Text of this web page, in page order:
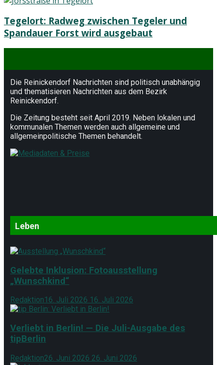
Tegelort: Radweg zwischen Tegeler und
Spandauer Forst wird ausgebaut
Die Reinickendorf Nachrichten sind politisch unabhängig
und thematisieren Nachrichten aus dem Bezirk
Reinickendorf.
Die Zeitung besteht seit April 2019. Neben lokalen und
kommunalen Themen werden auch allgemeine und
allgemeinpolitische Themen behandelt.
Leben
Gelebte Inklusion: Fotoausstellung
„Wunschkind“
Redaktion16. Juli 2026 16. Juli 2026
Verliebt in Berlin! — Die Juli-Ausgabe des
tipBerlin
Redaktion26. Juni 2026 26. Juni 2026